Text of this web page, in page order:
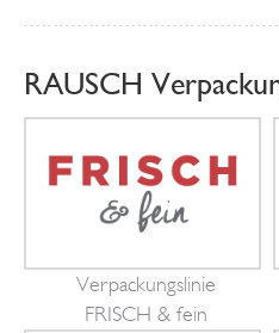
RAUSCH
Verpackungslinie
FRISCH & fein